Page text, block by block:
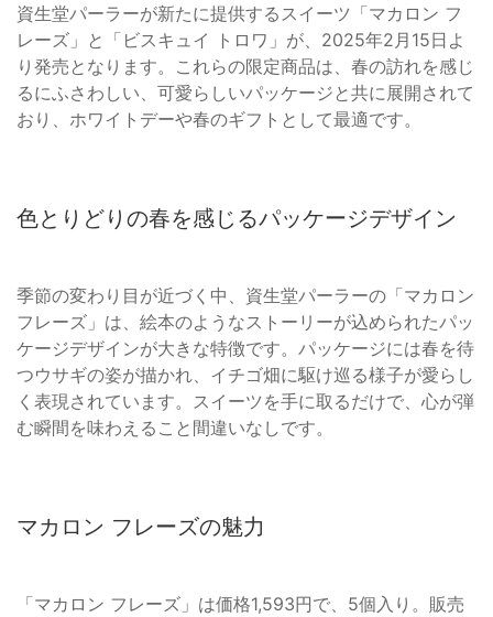
資生堂パーラーが新たに提供するスイーツ「マカロン フ
レーズ」と「ビスキュイ トロワ」が、2025年2月15日よ
り発売となります。これらの限定商品は、春の訪れを感じ
るにふさわしい、可愛らしいパッケージと共に展開されて
おり、ホワイトデーや春のギフトとして最適です。
色とりどりの春を感じるパッケージデザイン
季節の変わり目が近づく中、資生堂パーラーの「マカロン
フレーズ」は、絵本のようなストーリーが込められたパッ
ケージデザインが大きな特徴です。パッケージには春を待
つウサギの姿が描かれ、イチゴ畑に駆け巡る様子が愛らし
く表現されています。スイーツを手に取るだけで、心が弾
む瞬間を味わえること間違いなしです。
マカロン フレーズの魅力
「マカロン フレーズ」は価格1,593円で、5個入り。販売